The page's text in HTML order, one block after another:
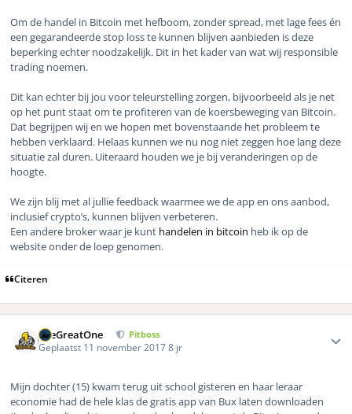
Om de handel in Bitcoin met hefboom, zonder spread, met lage fees én
een gegarandeerde stop loss te kunnen blijven aanbieden is deze
beperking echter noodzakelijk. Dit in het kader van wat wij responsible
trading noemen.
Dit kan echter bij jou voor teleurstelling zorgen, bijvoorbeeld als je net
op het punt staat om te profiteren van de koersbeweging van Bitcoin.
Dat begrijpen wij en we hopen met bovenstaande het probleem te
hebben verklaard. Helaas kunnen we nu nog niet zeggen hoe lang deze
situatie zal duren. Uiteraard houden we je bij veranderingen op de
hoogte.
We zijn blij met al jullie feedback waarmee we de app en ons aanbod,
inclusief crypto’s, kunnen blijven verbeteren.
Een andere broker waar je kunt handelen in bitcoin heb ik op de
website onder de loep genomen.
Citeren
TheGreatOne Pitboss
Geplaatst 11 november 20178 jr
Mijn dochter (15) kwam terug uit school gisteren en haar leraar
economie had de hele klas de gratis app van Bux laten downloaden